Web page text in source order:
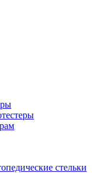
стельки